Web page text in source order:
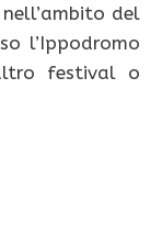
del
l’Ippodromo
festival o